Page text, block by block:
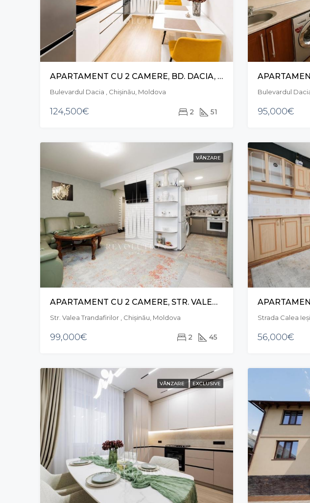
APARTAMENT CU 2 CAMERE, BD. DACIA, BOTANICA
Bulevardul Dacia , Chișinău, Moldova
124,500€ 2 51
Bulevardul
95,000€
VÂNZARE
APARTAMENT CU 2 CAMERE, STR. VALEA TRANDAFIRILOR, BOTANICA
Str. Valea Trandafirilor , Chișinău, Moldova
99,000€ 2 45
Strada Calea
56,000€
VÂNZARE EXCLUSIVE